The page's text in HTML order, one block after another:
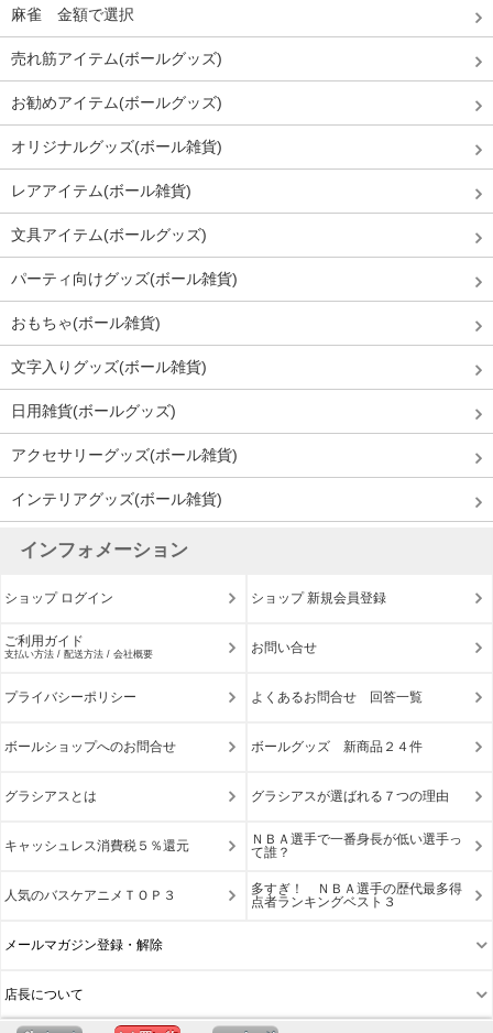
麻雀 金額で選択
売れ筋アイテム(ボールグッズ)
お勧めアイテム(ボールグッズ)
オリジナルグッズ(ボール雑貨)
レアアイテム(ボール雑貨)
文具アイテム(ボールグッズ)
パーティ向けグッズ(ボール雑貨)
おもちゃ(ボール雑貨)
文字入りグッズ(ボール雑貨)
日用雑貨(ボールグッズ)
アクセサリーグッズ(ボール雑貨)
インテリアグッズ(ボール雑貨)
インフォメーション
ショップ ログイン ショップ 新規会員登録
ご利用ガイド
支払い方法 / 配送方法 / 会社概要 お問い合せ
プライバシーポリシー よくあるお問合せ 回答一覧
ボールショップへのお問合せ ボールグッズ 新商品２４件
グラシアスとは グラシアスが選ばれる７つの理由
キャッシュレス消費税５％還元
ＮＢＡ選手で一番身長が低い選手っ
て誰？
人気のバスケアニメＴＯＰ３
多すぎ！ ＮＢＡ選手の歴代最多得
点者ランキングベスト３
メールマガジン登録・解除
店長について